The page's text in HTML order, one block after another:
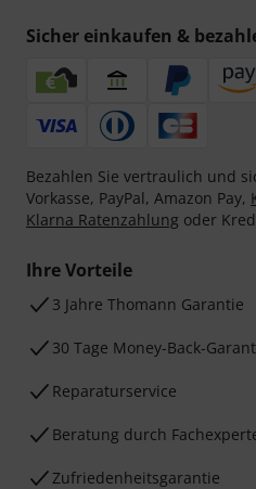
Sicher einkaufen &
Bezahlen Sie vertraulich und
Vorkasse, PayPal, Amazon Pay,
Klarna Ratenzahlung oder
Ihre Vorteile
3 Jahre Thomann Garantie
30 Tage Money-Back-
Reparaturservice
Beratung durch
Zufriedenheitsgarantie